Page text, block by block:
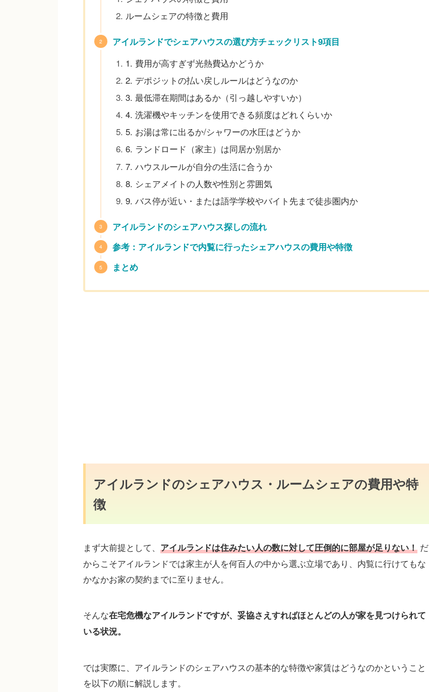
ルームシェアの特徴と費用
アイルランドでシェアハウスの選び方チェックリスト9項目
1. 費用が高すぎず光熱費込かどうか
2. デポジットの払い戻しルールはどうなのか
3. 最低滞在期間はあるか（引っ越しやすいか）
4. 洗濯機やキッチンを使用できる頻度はどれくらいか
5. お湯は常に出るか/シャワーの水圧はどうか
6. ランドロード（家主）は同居か別居か
7. ハウスルールが自分の生活に合うか
8. シェアメイトの人数や性別と雰囲気
9. バス停が近い・または語学学校やバイト先まで徒歩圏内か
アイルランドのシェアハウス探しの流れ
参考：アイルランドで内覧に行ったシェアハウスの費用や特徴
まとめ
アイルランドのシェアハウス・ルームシェアの費用や特
徴
まず大前提として、 アイルランドは住みたい人の数に対して圧倒的に部屋が足りない！ だ
からこそアイルランドでは家主が人を何百人の中から選ぶ立場であり、内覧に行けてもな
かなかお家の契約までに至りません。
そんな在宅危機なアイルランドですが、妥協さえすればほとんどの人が家を見つけられて
いる状況。
では実際に、アイルランドのシェアハウスの基本的な特徴や家賃はどうなのかということ
を以下の順に解説します。